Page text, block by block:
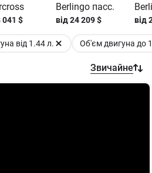
041 $
Berlingo пасс.
від24 209$ від
від 1.44 л. Об'єм двигуна до
Звичайне